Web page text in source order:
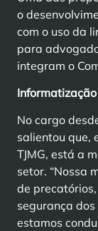
o
com o uso da
para
integram o
Informatização
No cargo
salientou que,
TJMG, está a
setor. “Nossa
de
segurança
estamos